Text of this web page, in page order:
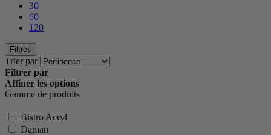
30
60
120
Filtres
Trier par
Filtrer par
Affiner les options
Gamme de produits
Bistro Acryl
Daman